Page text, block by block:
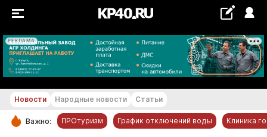
РЕКЛАМА
+21...+22 °С
Новости Народные новости Статьи
Важно: ПРОтуризм График отключений воды Клиника